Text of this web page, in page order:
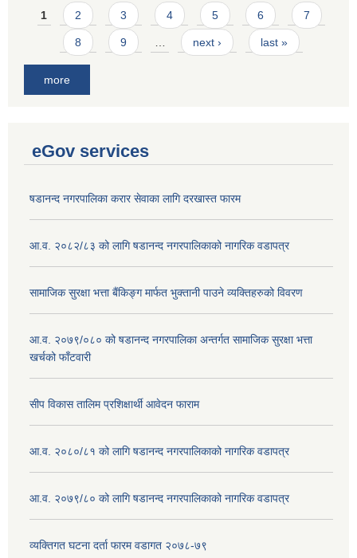
Pages
1 2 3 4 5 6 7
8 9 … next › last »
more
eGov services
षडानन्द नगरपालिका करार सेवाका लागि दरखास्त फारम
आ.व. २०८२/८३ को लागि षडानन्द नगरपालिकाको नागरिक वडापत्र
सामाजिक सुरक्षा भत्ता बैंकिङ्ग मार्फत भुक्तानी पाउने व्यक्तिहरुको विवरण
आ.व. २०७९/०८० को षडानन्द नगरपालिका अन्तर्गत सामाजिक सुरक्षा भत्ता
खर्चको फाँटवारी
सीप विकास तालिम प्रशिक्षार्थी आवेदन फाराम
आ.व. २०८०/८१ को लागि षडानन्द नगरपालिकाको नागरिक वडापत्र
आ.व. २०७९/८० को लागि षडानन्द नगरपालिकाको नागरिक वडापत्र
व्यक्तिगत घटना दर्ता फारम वडागत २०७८-७९